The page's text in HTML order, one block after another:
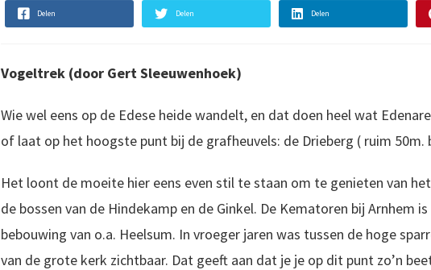
Delen Delen Delen
Vogeltrek (door Gert Sleeuwenhoek)
Wie wel eens op de Edese heide wandelt, en dat doen heel wat
of laat op het hoogste punt bij de grafheuvels: de Drieberg ( ruim 50m.
Het loont de moeite hier eens even stil te staan om te genieten van
de bossen van de Hindekamp en de Ginkel. De Kematoren bij Arnhem
bebouwing van o.a. Heelsum. In vroeger jaren was tussen de hoge
van de grote kerk zichtbaar. Dat geeft aan dat je je op dit punt zo’n